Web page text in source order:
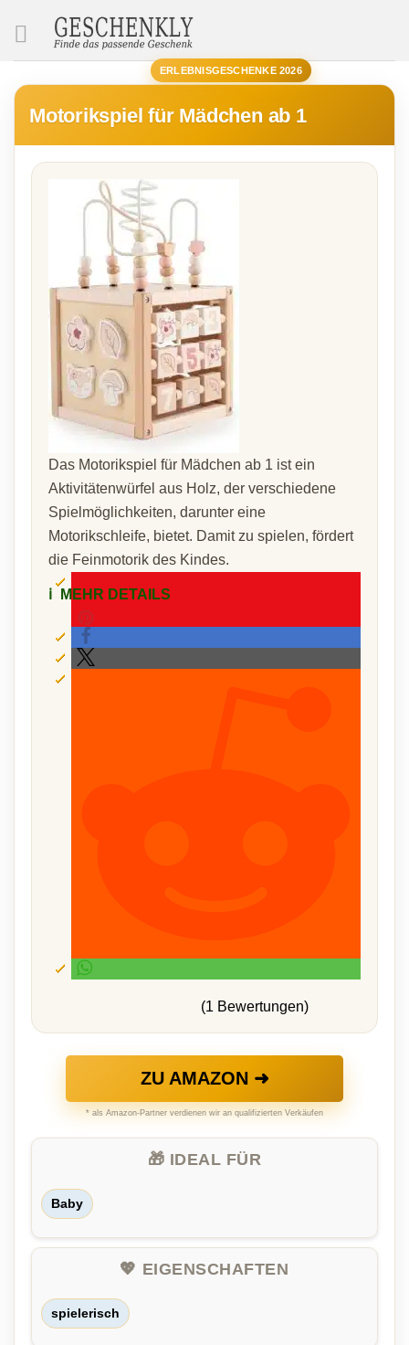
ERLEBNISGESCHENKE 2026
Motorikspiel für Mädchen ab 1
Das Motorikspiel für Mädchen ab 1 ist ein
Aktivitätenwürfel aus Holz, der verschiedene
Spielmöglichkeiten, darunter eine
Motorikschleife, bietet. Damit zu spielen, fördert
die Feinmotorik des Kindes.
ℹ️ MEHR DETAILS
(1 Bewertungen)
ZU AMAZON ➜
* als Amazon-Partner verdienen wir an qualifizierten Verkäufen
🎁 IDEAL FÜR
Baby
💖 EIGENSCHAFTEN
spielerisch